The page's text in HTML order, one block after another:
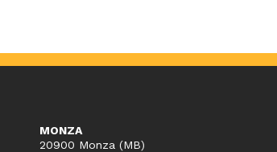
MONZA
20900 Monza (MB)